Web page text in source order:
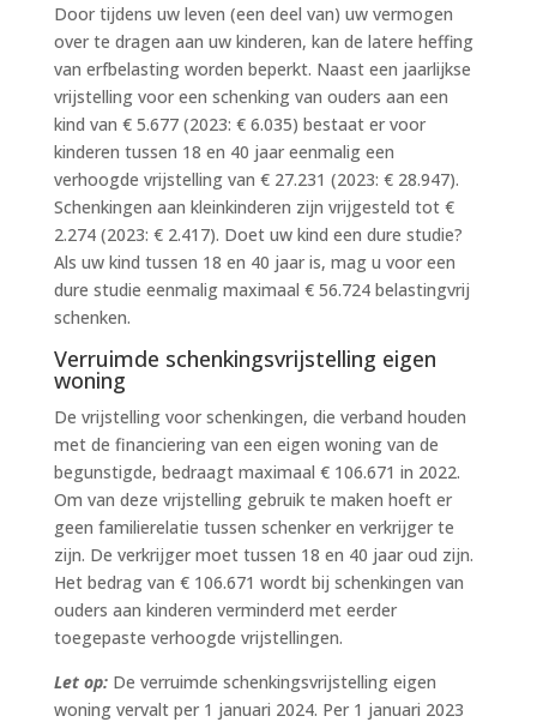
Door tijdens uw leven (een deel van) uw vermogen
over te dragen aan uw kinderen, kan de latere heffing
van erfbelasting worden beperkt. Naast een jaarlijkse
vrijstelling voor een schenking van ouders aan een
kind van € 5.677 (2023: € 6.035) bestaat er voor
kinderen tussen 18 en 40 jaar eenmalig een
verhoogde vrijstelling van € 27.231 (2023: € 28.947).
Schenkingen aan kleinkinderen zijn vrijgesteld tot €
2.274 (2023: € 2.417). Doet uw kind een dure studie?
Als uw kind tussen 18 en 40 jaar is, mag u voor een
dure studie eenmalig maximaal € 56.724 belastingvrij
schenken.
Verruimde schenkingsvrijstelling eigen
woning
De vrijstelling voor schenkingen, die verband houden
met de financiering van een eigen woning van de
begunstigde, bedraagt maximaal € 106.671 in 2022.
Om van deze vrijstelling gebruik te maken hoeft er
geen familierelatie tussen schenker en verkrijger te
zijn. De verkrijger moet tussen 18 en 40 jaar oud zijn.
Het bedrag van € 106.671 wordt bij schenkingen van
ouders aan kinderen verminderd met eerder
toegepaste verhoogde vrijstellingen.
Let op: De verruimde schenkingsvrijstelling eigen
woning vervalt per 1 januari 2024. Per 1 januari 2023